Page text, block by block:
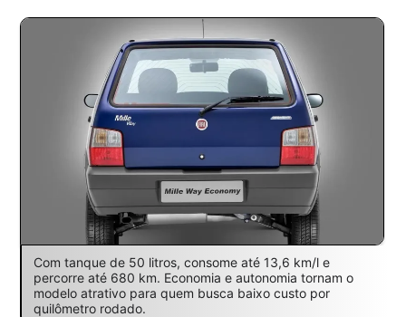
Com tanque de 50 litros, consome até 13,6 km/l e
percorre até 680 km. Economia e autonomia tornam o
modelo atrativo para quem busca baixo custo por
quilômetro rodado.